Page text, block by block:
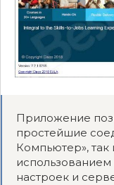
Приложение
простейшие
Компьютер»,
настроек и